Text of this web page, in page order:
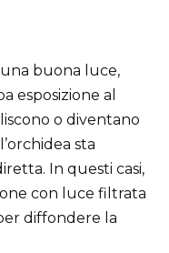
buona luce,
esposizione al
o diventano
sta
In questi casi,
con luce filtrata
diffondere la